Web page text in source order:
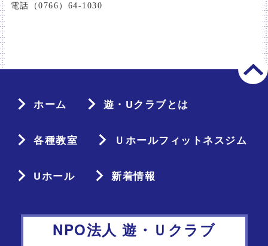
電話（0766）64‐1030
ホーム 遊・Uクラブとは
各種教室 Ｕホールフィットネスジム
Uホール 新着情報
NPO法人 遊・Ｕクラブ